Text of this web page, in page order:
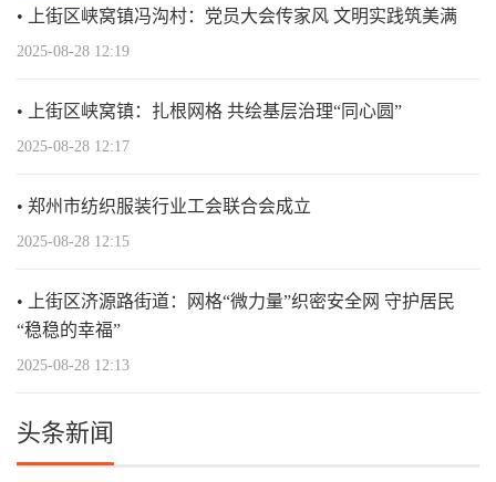
上街区峡窝镇冯沟村：党员大会传家风 文明实践筑美满
2025-08-28 12:19
上街区峡窝镇：扎根网格 共绘基层治理“同心圆”
2025-08-28 12:17
郑州市纺织服装行业工会联合会成立
2025-08-28 12:15
上街区济源路街道：网格“微力量”织密安全网 守护居民
“稳稳的幸福”
2025-08-28 12:13
头条新闻